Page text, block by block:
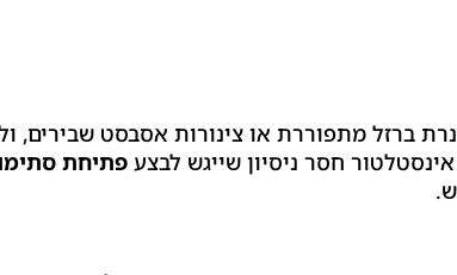
ברזל מתפוררת או צינורות אסבסט שבירים,
חסר ניסיון שייגש לבצעפתיחת